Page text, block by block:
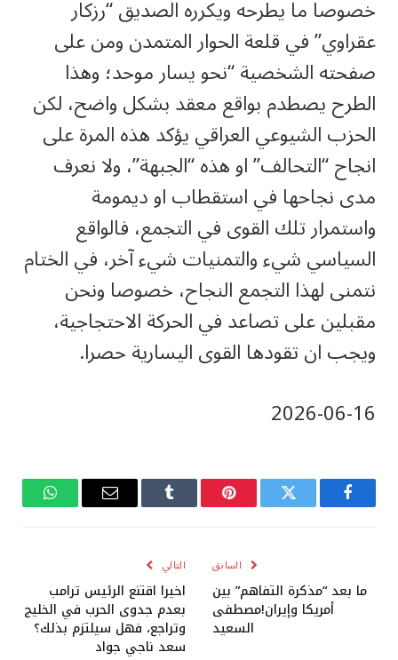
خصوصا ما يطرحه ويكرره الصديق “رزكار
عقراوي” في قلعة الحوار المتمدن ومن على
صفحته الشخصية “نحو يسار موحد؛ وهذا
الطرح يصطدم بواقع معقد بشكل واضح، لكن
الحزب الشيوعي العراقي يؤكد هذه المرة على
انجاح “التحالف” او هذه “الجبهة”، ولا نعرف
مدى نجاحها في استقطاب او ديمومة
واستمرار تلك القوى في التجمع، فالواقع
السياسي شيء والتمنيات شيء آخر، في الختام
نتمنى لهذا التجمع النجاح، خصوصا ونحن
مقبلين على تصاعد في الحركة الاحتجاجية،
ويجب ان تقودها القوى اليسارية حصرا.
‎2026-‎06-‎16
فيسبوك تويتر بينتيريستTumblr
البريد
واتساب
السابق
ما بعد “مذكرة التفاهم” بين
أمريكا وإيران!مصطفى
السعيد
التالي
اخيرا اقتنع الرئيس ترامب
بعدم جدوى الحرب في الخليج
وتراجع، فهل سيلتزم بذلك؟
سعد ناجي جواد